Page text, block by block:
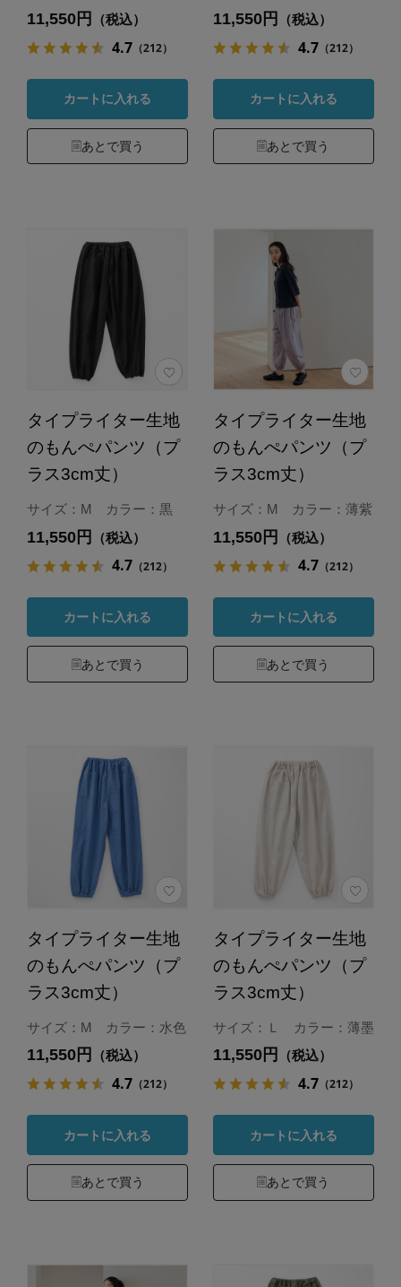
11,550円 （税込）
4.7（212）
カートに入れる
あとで買う
11,550円 （税込）
4.7（212）
カートに入れる
あとで買う
タイプライター生地
のもんぺパンツ（プ
ラス3cm丈）
サイズ：M カラー：黒
11,550円 （税込）
4.7（212）
カートに入れる
あとで買う
タイプライター生地
のもんぺパンツ（プ
ラス3cm丈）
サイズ：M カラー：薄紫
11,550円 （税込）
4.7（212）
カートに入れる
あとで買う
タイプライター生地
のもんぺパンツ（プ
ラス3cm丈）
サイズ：M カラー：水色
11,550円 （税込）
4.7（212）
カートに入れる
あとで買う
タイプライター生地
のもんぺパンツ（プ
ラス3cm丈）
サイズ：Ｌ カラー：薄墨
11,550円 （税込）
4.7（212）
カートに入れる
あとで買う